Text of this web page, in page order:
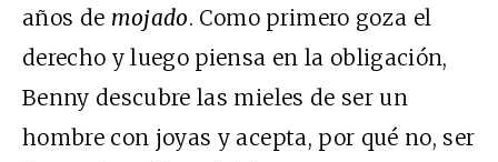
años de mojado. Como primero goza el
derecho y luego piensa en la obligación,
Benny descubre las mieles de ser un
hombre con joyas y acepta, por qué no, ser